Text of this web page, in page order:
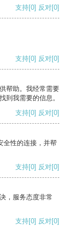
支持[0] 反对[0]
支持[0] 反对[0]
帮助。我经常需要
到我需要的信息。
支持[0] 反对[0]
全性的连接，并帮
支持[0] 反对[0]
，服务态度非常
支持[0] 反对[0]